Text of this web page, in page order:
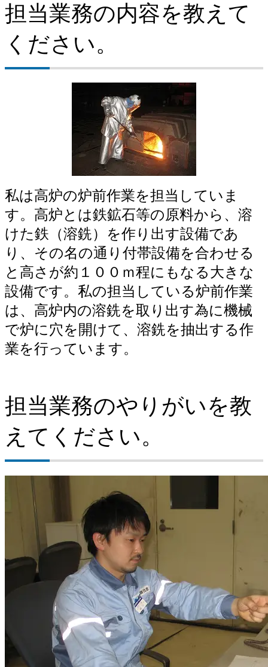
担当業務の内容を教えて
ください。
私は高炉の炉前作業を担当していま
す。高炉とは鉄鉱石等の原料から、溶
けた鉄（溶銑）を作り出す設備であ
り、その名の通り付帯設備を合わせる
と高さが約１００ｍ程にもなる大きな
設備です。私の担当している炉前作業
は、高炉内の溶銑を取り出す為に機械
で炉に穴を開けて、溶銑を抽出する作
業を行っています。
担当業務のやりがいを教
えてください。